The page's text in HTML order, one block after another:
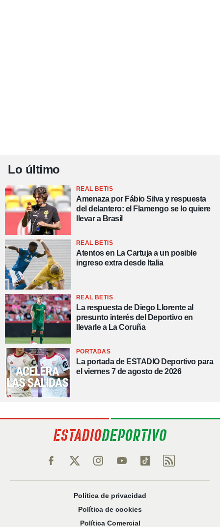
Lo último
REAL BETIS
Amenaza por Fábio Silva y respuesta
del delantero: el Flamengo se lo quiere
llevar a Brasil
REAL BETIS
Atentos en La Cartuja a un posible
ingreso extra desde Italia
REAL BETIS
La respuesta de Diego Llorente al
presunto interés del Deportivo en
llevarle a La Coruña
PORTADAS
La portada de ESTADIO Deportivo para
el viernes 7 de agosto de 2026
Política de privacidad
Política de cookies
Política Comercial